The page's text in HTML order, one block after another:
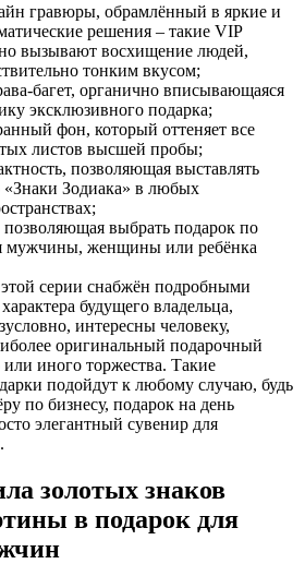
гравюры, обрамлённый в яркие и
решения – такие VIP
вызывают восхищение людей,
тонким вкусом;
багет, органично вписывающаяся
эксклюзивного подарка;
фон, который оттеняет все
листов высшей пробы;
позволяющая выставлять
Зодиака» в любых
позволяющая выбрать подарок по
мужчины, женщины или ребёнка
серии снабжён подробными
будущего владельца,
интересны человеку,
оригинальный подарочный
иного торжества. Такие
подойдут к любому случаю, будь
по бизнесу, подарок на день
элегантный сувенир для
золотых знаков
в подарок для